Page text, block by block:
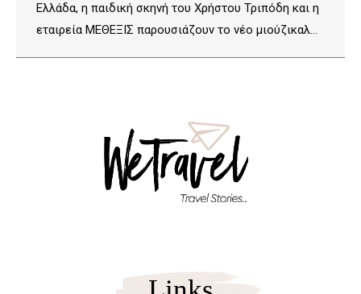
Ελλάδα, η παιδική σκηνή του Χρήστου Τριπόδη και η
εταιρεία ΜΕΘΕΞΙΣ παρουσιάζουν το νέο μιούζικαλ…